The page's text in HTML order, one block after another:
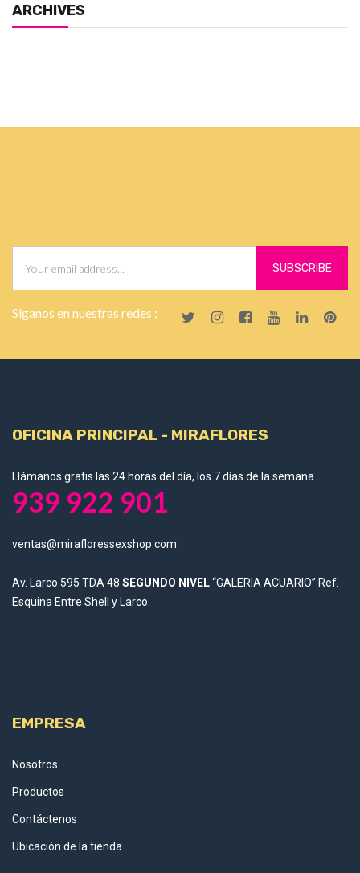
ARCHIVES
Síganos en nuestras redes :
OFICINA PRINCIPAL - MIRAFLORES
Llámanos gratis las 24 horas del día, los 7 días de la semana
939 922 901
ventas@mirafloressexshop.com
Av. Larco 595 TDA 48 SEGUNDO NIVEL“GALERIA ACUARIO” Ref.
Esquina Entre Shell y Larco.
EMPRESA
Nosotros
Productos
Contáctenos
Ubicación de la tienda